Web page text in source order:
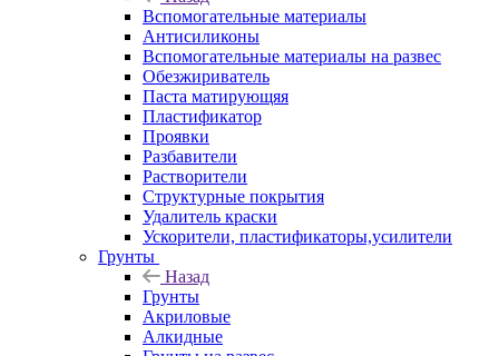
Вспомогательные материалы
Антисиликоны
Вспомогательные материалы на развес
Обезжириватель
Паста матирующяя
Пластификатор
Проявки
Разбавители
Растворители
Структурные покрытия
Удалитель краски
Ускорители, пластификаторы,усилители
Грунты
Назад
Грунты
Акриловые
Алкидные